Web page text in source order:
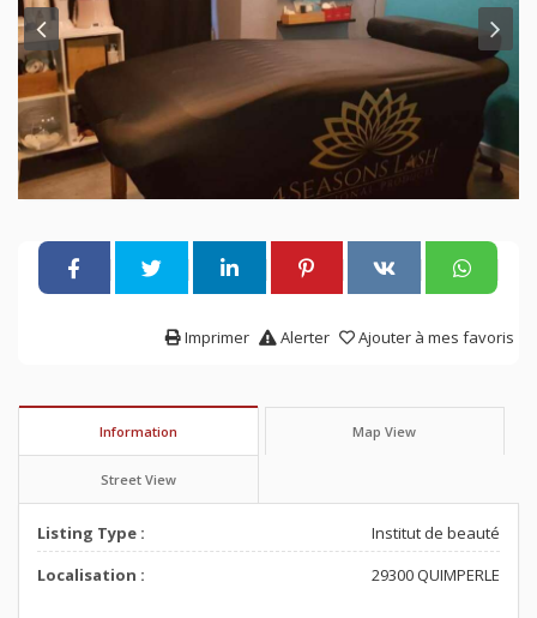
Ajouter à mes favoris
Alerter
Imprimer
Information Map View
Street View
Listing Type :
Institut de beauté
Localisation :
29300 QUIMPERLE